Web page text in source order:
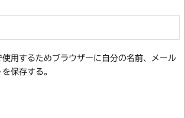
用するためブラウザーに自分の名前、メール
保存する。